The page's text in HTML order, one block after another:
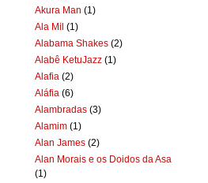
Akura Man (1)
Ala Mil (1)
Alabama Shakes (2)
Alabê KetuJazz (1)
Alafia (2)
Aláfia (6)
Alambradas (3)
Alamim (1)
Alan James (2)
Alan Morais e os Doidos da Asa
(1)